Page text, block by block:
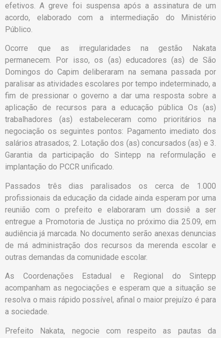
efetivos. A greve foi suspensa após a assinatura de um
acordo, elaborado com a intermediação do Ministério
Público.
Ocorre que as irregularidades na gestão Nakata
permanecem. Por isso, os (as) educadores (as) de São
Domingos do Capim deliberaram na semana passada por
paralisar as atividades escolares por tempo indeterminado, a
fim de pressionar o governo a dar uma resposta sobre a
aplicação de recursos para a educação pública Os (as)
trabalhadores (as) estabeleceram como prioritários na
negociação os seguintes pontos: Pagamento imediato dos
salários atrasados; 2. Lotação dos (as) concursados (as) e 3.
Garantia da participação do Sintepp na reformulação e
implantação do PCCR unificado.
Passados três dias paralisados os cerca de 1.000
profissionais da educação da cidade ainda esperam por uma
reunião com o prefeito e elaboraram um dossiê a ser
entregue a Promotoria de Justiça no próximo dia 25.09, em
audiência já marcada. No documento serão anexas denuncias
de má administração dos recursos da merenda escolar e
outras demandas da comunidade escolar.
As Coordenações Estadual e Regional do Sintepp
acompanham as negociações e esperam que a situação se
resolva o mais rápido possível, afinal o maior prejuízo é para
a sociedade.
Prefeito Nakata, negocie com respeito as pautas da